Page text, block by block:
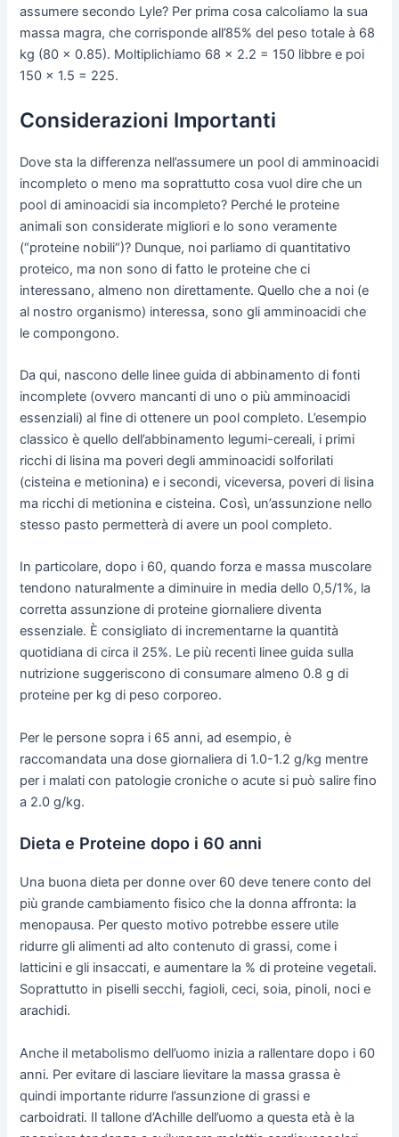
assumere secondo Lyle? Per prima cosa calcoliamo la sua
massa magra, che corrisponde all’85% del peso totale à 68
kg (80 x 0.85). Moltiplichiamo 68 x 2.2 = 150 libbre e poi
150 x 1.5 = 225.
Considerazioni Importanti
Dove sta la differenza nell’assumere un pool di amminoacidi
incompleto o meno ma soprattutto cosa vuol dire che un
pool di aminoacidi sia incompleto? Perché le proteine
animali son considerate migliori e lo sono veramente
(“proteine nobili“)? Dunque, noi parliamo di quantitativo
proteico, ma non sono di fatto le proteine che ci
interessano, almeno non direttamente. Quello che a noi (e
al nostro organismo) interessa, sono gli amminoacidi che
le compongono.
Da qui, nascono delle linee guida di abbinamento di fonti
incomplete (ovvero mancanti di uno o più amminoacidi
essenziali) al fine di ottenere un pool completo. L’esempio
classico è quello dell’abbinamento legumi-cereali, i primi
ricchi di lisina ma poveri degli amminoacidi solforilati
(cisteina e metionina) e i secondi, viceversa, poveri di lisina
ma ricchi di metionina e cisteina. Così, un’assunzione nello
stesso pasto permetterà di avere un pool completo.
In particolare, dopo i 60, quando forza e massa muscolare
tendono naturalmente a diminuire in media dello 0,5/1%, la
corretta assunzione di proteine giornaliere diventa
essenziale. È consigliato di incrementarne la quantità
quotidiana di circa il 25%. Le più recenti linee guida sulla
nutrizione suggeriscono di consumare almeno 0.8 g di
proteine per kg di peso corporeo.
Per le persone sopra i 65 anni, ad esempio, è
raccomandata una dose giornaliera di 1.0-1.2 g/kg mentre
per i malati con patologie croniche o acute si può salire fino
a 2.0 g/kg.
Dieta e Proteine dopo i 60 anni
Una buona dieta per donne over 60 deve tenere conto del
più grande cambiamento fisico che la donna affronta: la
menopausa. Per questo motivo potrebbe essere utile
ridurre gli alimenti ad alto contenuto di grassi, come i
latticini e gli insaccati, e aumentare la % di proteine vegetali.
Soprattutto in piselli secchi, fagioli, ceci, soia, pinoli, noci e
arachidi.
Anche il metabolismo dell’uomo inizia a rallentare dopo i 60
anni. Per evitare di lasciare lievitare la massa grassa è
quindi importante ridurre l’assunzione di grassi e
carboidrati. Il tallone d’Achille dell’uomo a questa età è la